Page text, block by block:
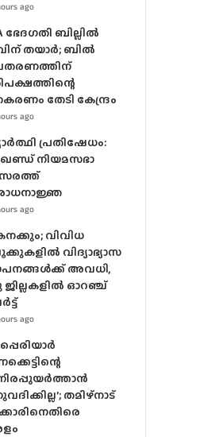
ago
ഭേദഗതി ബില്ലിൽ
തയാർ; ബിൽ
തേടി കേന്ദ്രം
ago
പ്രതിഷേധം:
നിയമസഭാ
ago
വിവിധ
വിദ്യാഭ്യാസ
അവധി,
ഓറഞ്ച്
ago
തമിഴ്‌നാട്